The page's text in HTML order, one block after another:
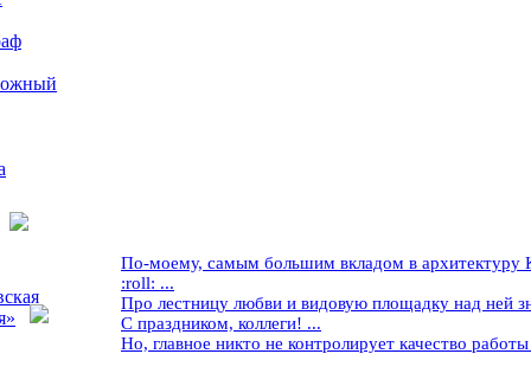
По-моему, самым большим вкладом в архитектуру
:roll: ...
Про лестницу любви и видовую площадку над ней
С праздником, коллеги! ...
Но, главное никто не контролирует качество